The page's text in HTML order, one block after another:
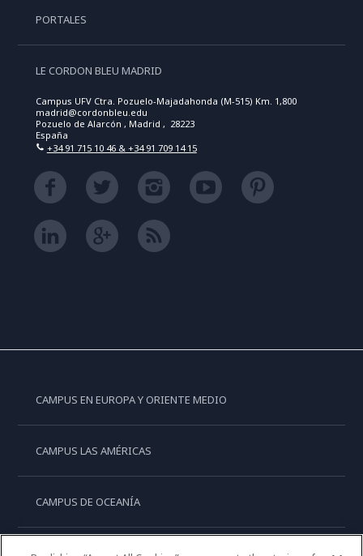
PORTALES
LE CORDON BLEU MADRID
Campus UFV Ctra. Pozuelo-Majadahonda (M-515) Km. 1,800
madrid@cordonbleu.edu
Pozuelo de Alarcón , Madrid , 28223
España
+34 91 715 10 46 & +34 91 709 14 15
CAMPUS EN EUROPA Y ORIENTE MEDIO
CAMPUS LAS AMÉRICAS
CAMPUS DE OCEANÍA
CAMPUS DE ASIA